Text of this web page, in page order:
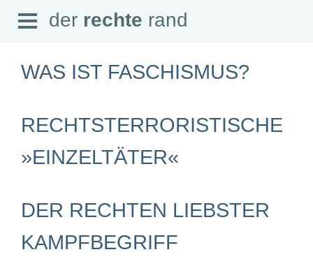
der rechte rand
SEITEN
Home
Audio
Abonnement
Impressum
Open
Menu
der rechte rand
WAS IST FASCHISMUS?
RECHTSTERRORISTISCHE
»EINZELTÄTER«
DER RECHTEN LIEBSTER
KAMPFBEGRIFF